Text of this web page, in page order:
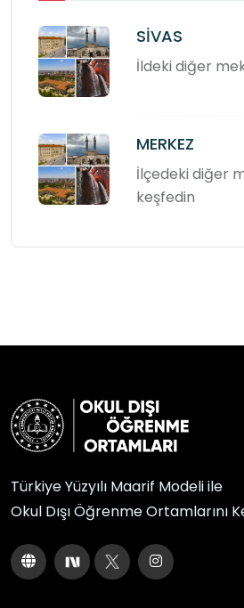
SİVAS
İldeki diğer
MERKEZ
İlçedeki diğer
keşfedin
Türkiye Yüzyılı Maarif Modeli ile
Okul Dışı Öğrenme Ortamlarını